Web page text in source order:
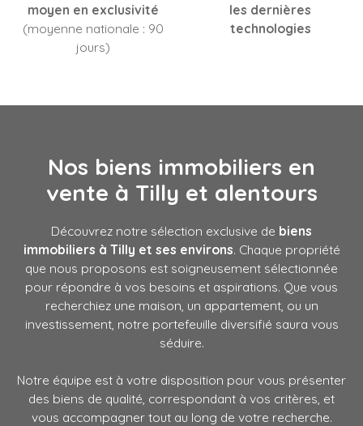
moyen en exclusivité
(moyenne nationale : 90
jours)
les dernières
technologies
Nos biens immobiliers en
vente à Tilly et alentours
Découvrez notre sélection exclusive de biens
immobiliers à Tilly et ses environs. Chaque propriété
que nous proposons est soigneusement sélectionnée
pour répondre à vos besoins et aspirations. Que vous
recherchiez une maison, un appartement, ou un
investissement, notre portefeuille diversifié saura vous
séduire.
Notre équipe est à votre disposition pour vous présenter
des biens de qualité, correspondant à vos critères, et
vous accompagner tout au long de votre recherche.